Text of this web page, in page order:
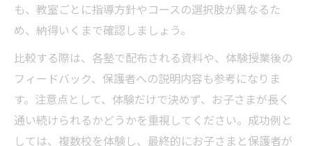
も、教室ごとに指導方針やコースの選択肢が異なるた
め、納得いくまで確認しましょう。
比較する際は、各塾で配布される資料や、体験授業後の
フィードバック、保護者への説明内容も参考になりま
す。注意点として、体験だけで決めず、お子さまが長く
通い続けられるかどうかを重視してください。成功例と
しては、複数校を体験し、最終的にお子さまと保護者が